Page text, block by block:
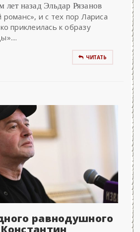
назад Эльдар Рязанов
романс», и с тех пор Лариса
приклеилась к образу
ЧИТАТЬ
равнодушного